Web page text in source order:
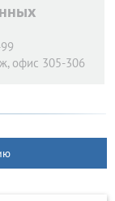
офис 305-306